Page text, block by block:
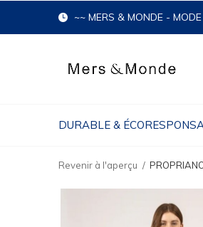
DURABLE &
~~ MERS & MONDE -
Revenir à l'aperçu